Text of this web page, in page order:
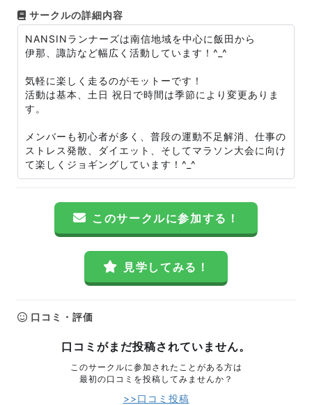
サークルの詳細内容
NANSINランナーズは南信地域を中心に飯田から
伊那、諏訪など幅広く活動しています！^_^
気軽に楽しく走るのがモットーです！
活動は基本、土日 祝日で時間は季節により変更ありま
す。
メンバーも初心者が多く、普段の運動不足解消、仕事の
ストレス発散、ダイエット、そしてマラソン大会に向け
て楽しくジョギングしています！^_^
このサークルに参加する！
見学してみる！
口コミ・評価
口コミがまだ投稿されていません。
このサークルに参加されたことがある方は
最初の口コミを投稿してみませんか？
>>口コミ投稿